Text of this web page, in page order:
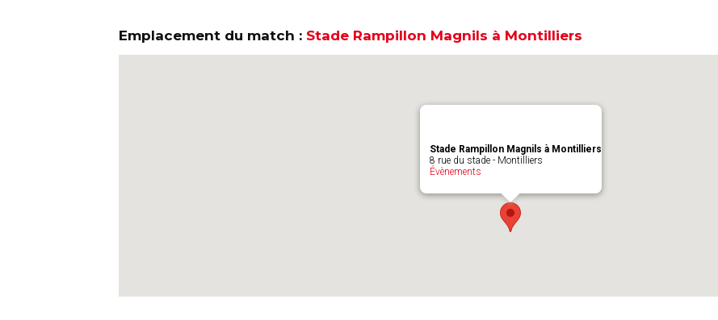
Emplacement du match : Stade Rampillon Magnils à Montilliers
Stade Rampillon Magnils à Montilliers
8 rue du stade - Montilliers
Évènements